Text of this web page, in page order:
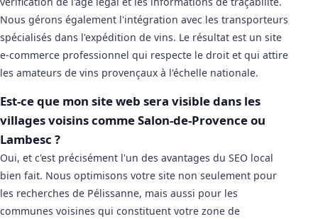
Nous gérons également l'intégration avec les transporteurs
spécialisés dans l'expédition de vins. Le résultat est un site
e-commerce professionnel qui respecte le droit et qui attire
les amateurs de vins provençaux à l'échelle nationale.
Est-ce que mon site web sera visible dans les
villages voisins comme Salon-de-Provence ou
Lambesc ?
Oui, et c'est précisément l'un des avantages du SEO local
bien fait. Nous optimisons votre site non seulement pour
les recherches de Pélissanne, mais aussi pour les
communes voisines qui constituent votre zone de